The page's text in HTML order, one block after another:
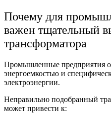
Почему для
важен тщательный
трансформатора
Промышленные предприятия
энергоемкостью и
электроэнергии.
Неправильно подобранный
может привести к: